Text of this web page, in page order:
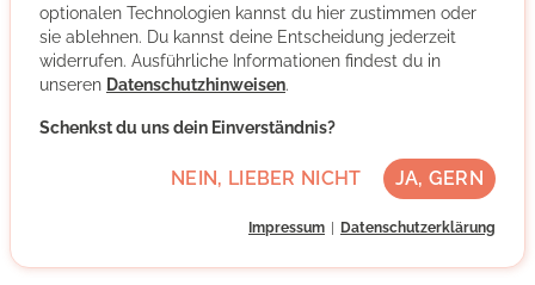
Kirchheim unter Teck, Baden-Württemberg
Grundkenntnisse Deutsch
optionalen Technologien kannst du hier zustimmen oder
sie ablehnen. Du kannst deine Entscheidung jederzeit
widerrufen. Ausführliche Informationen findest du in
unseren Datenschutzhinweisen.
Schenkst du uns dein Einverständnis?
NEIN, LIEBER NICHT JA, GERN
Impressum Datenschutzerklärung